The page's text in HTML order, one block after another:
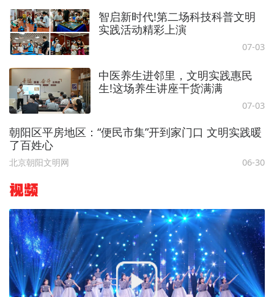
智启新时代!第二场科技科普文明
实践活动精彩上演
07-03
中医养生进邻里，文明实践惠民
生!这场养生讲座干货满满
07-03
朝阳区平房地区：“便民市集”开到家门口 文明实践暖
了百姓心
北京朝阳文明网 06-30
视频